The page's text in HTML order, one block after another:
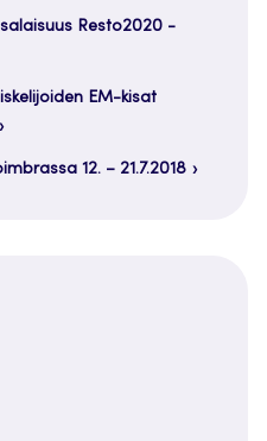
salaisuus Resto2020 -
EM-kisat
12. – 21.7.2018